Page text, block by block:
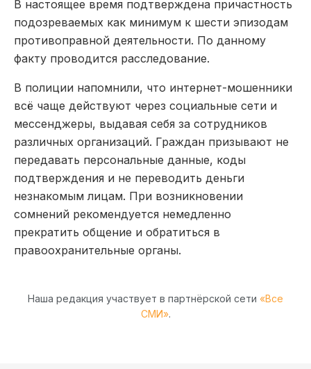
В настоящее время подтверждена причастность
подозреваемых как минимум к шести эпизодам
противоправной деятельности. По данному
факту проводится расследование.
В полиции напомнили, что интернет-мошенники
всё чаще действуют через социальные сети и
мессенджеры, выдавая себя за сотрудников
различных организаций. Граждан призывают не
передавать персональные данные, коды
подтверждения и не переводить деньги
незнакомым лицам. При возникновении
сомнений рекомендуется немедленно
прекратить общение и обратиться в
правоохранительные органы.
Наша редакция участвует в партнёрской сети «Все
СМИ».